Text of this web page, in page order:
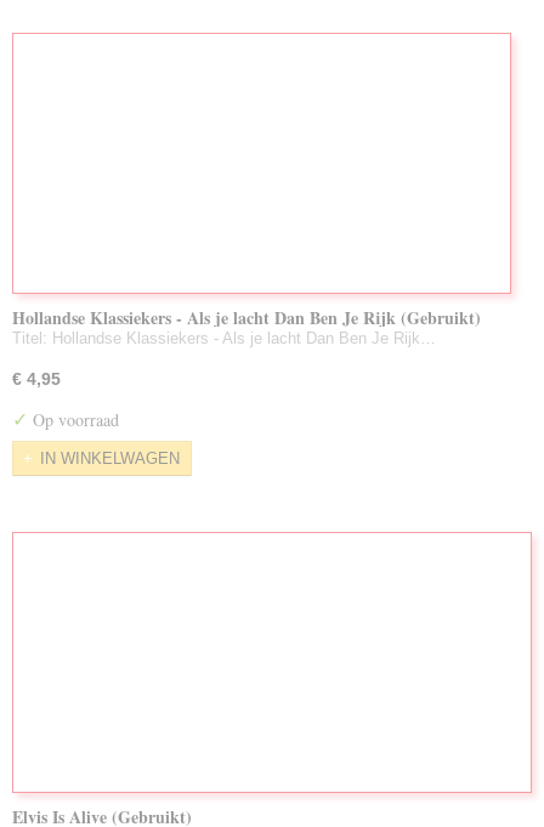
Hollandse Klassiekers - Als je lacht Dan Ben Je Rijk (Gebruikt)
Titel: Hollandse Klassiekers - Als je lacht Dan Ben Je Rijk…
€ 4,95
✓ Op voorraad
IN WINKELWAGEN
Elvis Is Alive (Gebruikt)